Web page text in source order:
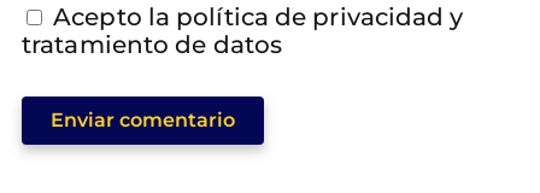
Acepto la política de privacidad y
tratamiento de datos
Enviar comentario